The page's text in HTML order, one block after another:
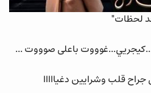
لحظات"
باعلى صوووت ...
قلب وشرايين دغيااااا